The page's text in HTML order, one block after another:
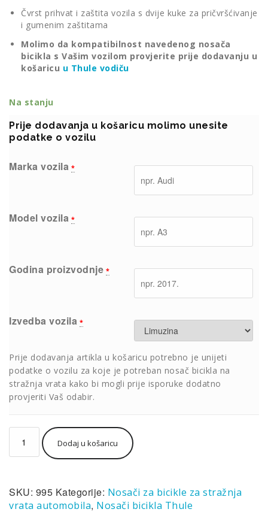
Čvrst prihvat i zaštita vozila s dvije kuke za pričvršćivanje
i gumenim zaštitama
Molimo da kompatibilnost navedenog nosača
bicikla s Vašim vozilom provjerite prije dodavanju u
košaricu u Thule vodiču
Na stanju
Prije dodavanja u košaricu molimo unesite
podatke o vozilu
Marka vozila *
Model vozila *
Godina proizvodnje *
Izvedba vozila *
Prije dodavanja artikla u košaricu potrebno je unijeti
podatke o vozilu za koje je potreban nosač bicikla na
stražnja vrata kako bi mogli prije isporuke dodatno
provjeriti Vaš odabir.
OutWay
Hanging
bicikla
za
Dodaj u košaricu
SKU: 995 Kategorije: Nosači za bicikle za stražnja
vrata automobila, Nosači bicikla Thule